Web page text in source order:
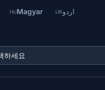
HUMagyar URاردو